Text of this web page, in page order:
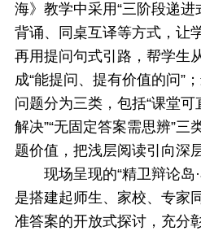
海》教学中采用“三阶段递
背诵、同桌互译等方式，让
再用提问句式引路，帮学生
成“能提问、提有价值的问”
问题分为三类，包括“课堂可
解决”“无固定答案需思辨”三
题价值，把浅层阅读引向深
现场呈现的“精卫辩论岛
是搭建起师生、家校、专家
准答案的开放式探讨，充分